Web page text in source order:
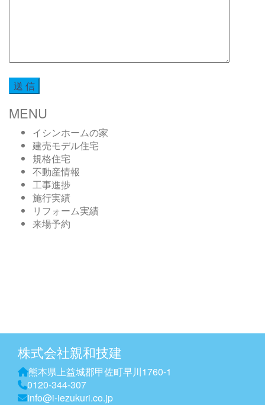
MENU
イシンホームの家
建売モデル住宅
規格住宅
不動産情報
工事進捗
施行実績
リフォーム実績
来場予約
株式会社親和技建
熊本県上益城郡甲佐町早川1760-1
0120-344-307
info@i-iezukuri.co.jp